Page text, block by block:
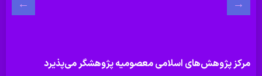
مرکز پژوهش‌های اسلامی معصومیه پژوهشگر می‌پذیرد